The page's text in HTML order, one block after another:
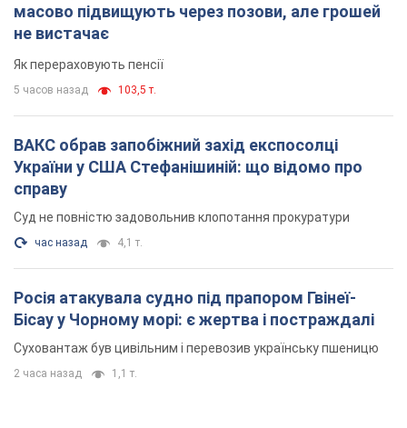
масово підвищують через позови, але грошей
не вистачає
Як перераховують пенсії
5 часов назад 103,5 т.
ВАКС обрав запобіжний захід експосолці
України у США Стефанішиній: що відомо про
справу
Суд не повністю задовольнив клопотання прокуратури
час назад 4,1 т.
Росія атакувала судно під прапором Гвінеї-
Бісау у Чорному морі: є жертва і постраждалі
Суховантаж був цивільним і перевозив українську пшеницю
2 часа назад 1,1 т.